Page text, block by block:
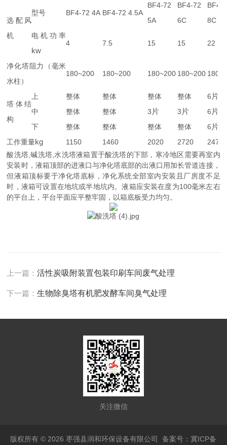
选配风
机
型号 BF4-72 4A BF4-72 4.5A
BF4-72
5A
BF4-72
6C
BF4-
8C
电机功率
kw
4 7.5 15 15 22
净化塔阻力（毫米
水柱）
180~200 180~200 180~200 180~200
塔体结
构
上 整体 整体 整体 整体 6 片
中 整体 整体 3 片 3 片 6 片
下 整体 整体 整体 整体 6 片
工作重量kg 1150 1460 2020 2720
2470
酸洗塔,碱洗塔,水洗塔液箱置于酸洗塔的下部，寒冷地区需要再室内
安装时，液箱顶部的进液口与净化塔底部的出液口用加长管道连接，
但液箱顶标要于净化塔底标，净化系统全部室内安装且厂房度不足
时，液箱可设置在地坑或半地坑内。液箱应安装在度为100毫米左右
的平台上，平台平面应平整牢固，以箱底板受力均匀。
上一篇：活性炭吸附装置包装印刷车间废气处理
下一篇：生物除臭塔有机肥发酵车间臭气处理
关注微信
版权所有 © 2026 枣强县润和环保设备有限公司备案号：冀ICP备